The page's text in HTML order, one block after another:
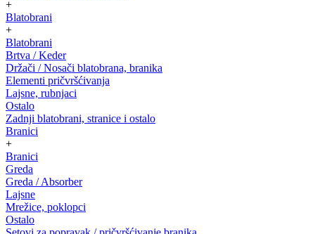
+
Blatobrani
+
Blatobrani
Brtva / Keder
Držači / Nosači blatobrana, branika
Elementi pričvršćivanja
Lajsne, rubnjaci
Ostalo
Zadnji blatobrani, stranice i ostalo
Branici
+
Branici
Greda
Greda / Absorber
Lajsne
Mrežice, poklopci
Ostalo